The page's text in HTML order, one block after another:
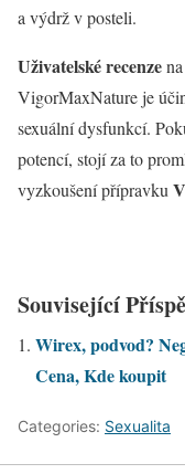
a výdrž v posteli.
Uživatelské recenze
VigorMaxNature je
sexuální dysfunkcí.
potencí, stojí za to
vyzkoušení přípravku
Související
Wirex, podvod?
Cena, Kde koupit
Categories: Sexualita